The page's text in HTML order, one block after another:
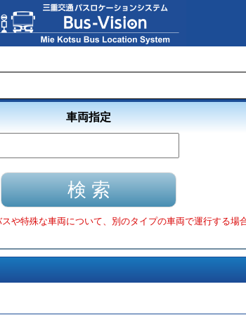
車両指定
や特殊な車両について、別のタイプの車両で運行する場